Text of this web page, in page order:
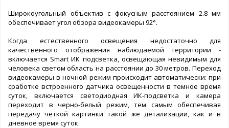
Широкоугольный объектив с фокусным расстоянием 2.8 мм
обеспечивает угол обзора видеокамеры 92°.
Когда естественного освещения недостаточно для
качественного отображения наблюдаемой территории -
включается Smart ИК подсветка, освещающая невидимым для
человека светом область на расстоянии до 30 метров. Переход
видеокамеры в ночной режим происходит автоматически: при
сработке встроенного датчика освещенности в темное время
суток, включается светодиодная ИК-подсветка и камера
переходит в черно-белый режим, тем самым обеспечивая
передачу четкой картинки такой же детализации, как и в
дневное время суток.